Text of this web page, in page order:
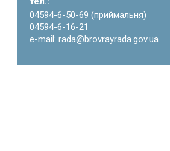
04594-6-50-69 (приймальня)
04594-6-16-21
e-mail: rada@brovrayrada.gov.ua